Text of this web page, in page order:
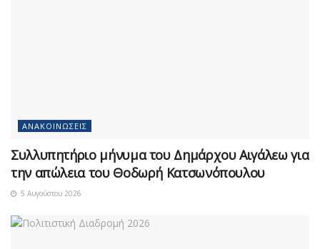
ΑΝΑΚΟΙΝΏΣΕΙΣ
Συλλυπητήριο μήνυμα του Δημάρχου Αιγάλεω για
την απώλεια του Θοδωρή Κατσωνόπουλου
5 Αυγούστου 2026